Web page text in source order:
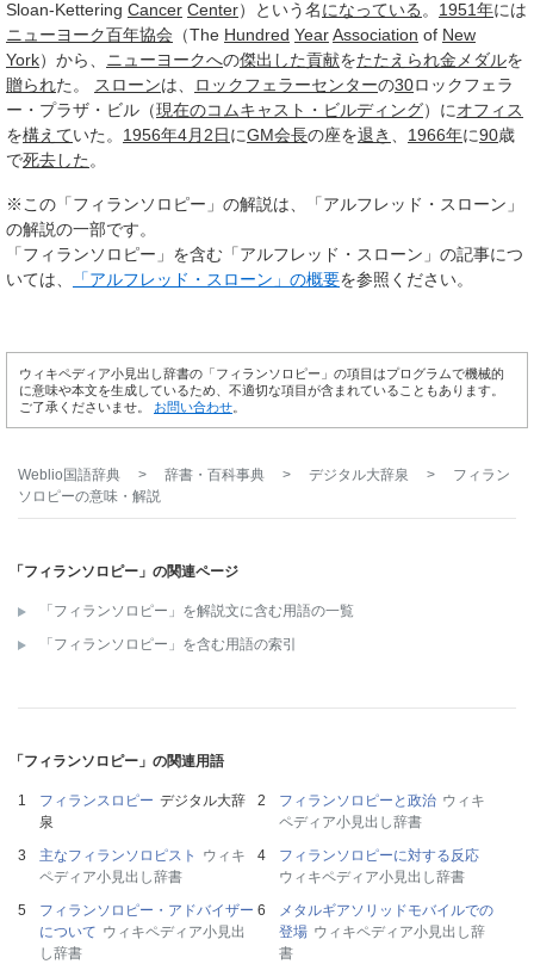
Sloan-Kettering Cancer Center）という名になっている。 1951年には
ニューヨーク百年協会 （The Hundred YearAssociation of New
York）から、 ニューヨークへの傑出した貢献をたたえられ金メダルを
贈られた。 スローンは、 ロックフェラーセンターの30ロックフェラ
ー・プラザ・ビル（現在のコムキャスト・ビルディング）にオフィス
を構えていた。 1956年4月2日にGM会長の座を退き 、 1966年に90歳
で死去した。
※この「フィランソロピー」の解説は、「アルフレッド・スローン」
の解説の一部です。
「フィランソロピー」を含む「アルフレッド・スローン」の記事につ
いては、
「アルフレッド・スローン」の概要を参照ください。
ウィキペディア小見出し辞書の「フィランソロピー」の項目はプログラムで機械的
に意味や本文を生成しているため、不適切な項目が含まれていることもあります。
ご了承くださいませ。 お問い合わせ
Weblio国語辞典 > 辞書・百科事典 > デジタル大辞泉 >
フィラン
ソロピーの意味・解説
「フィランソロピー」の関連ページ
「フィランソロピー」を解説文に含む用語の一覧
「フィランソロピー」を含む用語の索引
「フィランソロピー」の関連用語
フィランスロピー デジタル大辞
泉
フィランソロピーと政治 ウィキ
ペディア小見出し辞書
主なフィランソロピスト
ウィキ
ペディア小見出し辞書
フィランソロピーに対する反応
ウィキペディア小見出し辞書
フィランソロピー・アドバイザー
について ウィキペディア小見出
し辞書
メタルギアソリッドモバイルでの
登場 ウィキペディア小見出し辞
書